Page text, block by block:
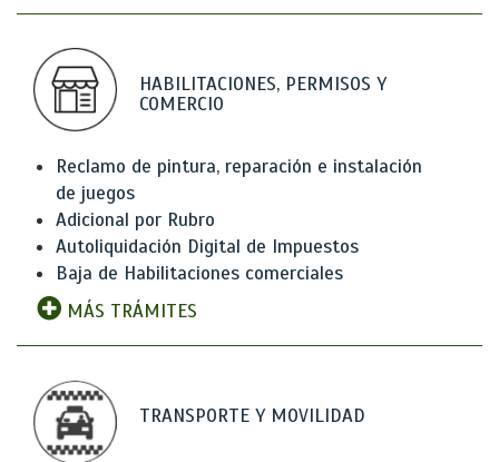
HABILITACIONES, PERMISOS Y
COMERCIO
Reclamo de pintura, reparación e instalación
de juegos
Adicional por Rubro
Autoliquidación Digital de Impuestos
Baja de Habilitaciones comerciales
MÁS TRÁMITES
TRANSPORTE Y MOVILIDAD